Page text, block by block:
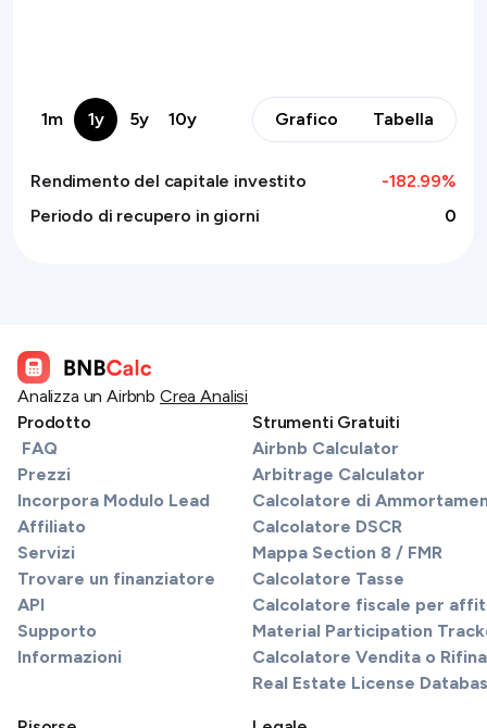
1m 1y 5y 10y Grafico Tabella
Rendimento del capitale investito -182.99%
Periodo di recupero in giorni
0
Analizza un Airbnb Crea Analisi
Prodotto
FAQ
Prezzi
Incorpora Modulo Lead
Affiliato
Servizi
Trovare un finanziatore
API
Supporto
Informazioni
Strumenti Gratuiti
Airbnb Calculator
Arbitrage Calculator
Calcolatore di
Calcolatore DSCR
Mappa Section 8 / FMR
Calcolatore Tasse
Calcolatore fiscale per
Material Participation
Calcolatore Vendita o
Real Estate License